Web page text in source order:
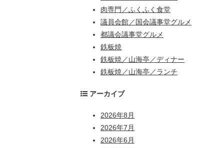
肉専門／ふくふく食堂
議員会館／国会議事堂グルメ
都議会議事堂グルメ
鉄板焼
鉄板焼／山海亭／ディナー
鉄板焼／山海亭／ランチ
アーカイブ
2026年8月
2026年7月
2026年6月